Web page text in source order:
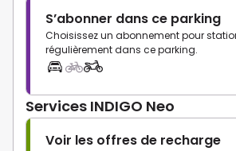
S’abonner dans ce parking
Choisissez un abonnement pour
régulièrement dans ce parking.
Services INDIGO Neo
Voir les offres de recharge